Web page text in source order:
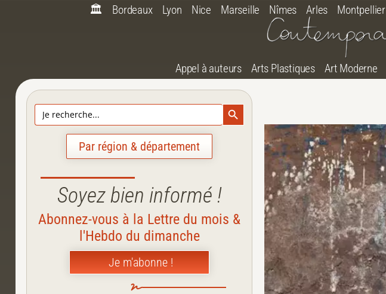
🏛️ Bordeaux Lyon Nice Marseille Nîmes Arles Montpellier
Appel à auteurs Arts Plastiques Art Moderne
Search
for:
Search Button
Par région & département
Soyez bien informé !
Abonnez-vous à la Lettre du mois &
l'Hebdo du dimanche
Je m'abonne !